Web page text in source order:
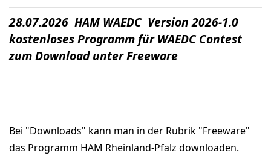
28.07.2026 HAM WAEDC Version 2026-1.0
kostenloses Programm für WAEDC Contest
zum Download unter Freeware
Bei "Downloads" kann man in der Rubrik "Freeware"
das Programm HAM Rheinland-Pfalz downloaden.